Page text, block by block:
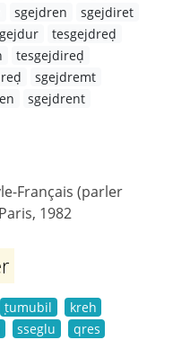
sgejdren
sgejdiret
tesgejdreḍ
tesgejdireḍ
sgejdremt
sgejdrent
Français (parler
1982
ṭumubil
kreh
sseglu
qres